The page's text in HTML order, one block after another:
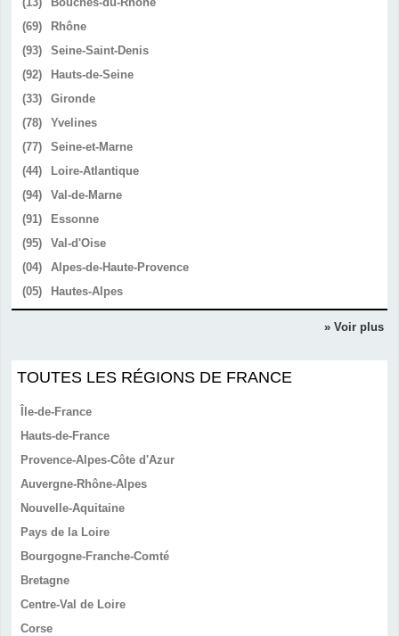
(69)
Rhône
(93)
Seine-Saint-Denis
(92)
Hauts-de-Seine
(33)
Gironde
(78)
Yvelines
(77)
Seine-et-Marne
(44)
Loire-Atlantique
(94)
Val-de-Marne
(91)
Essonne
(95)
Val-d'Oise
(04)
Alpes-de-Haute-Provence
(05)
Hautes-Alpes
» Voir plus
TOUTES LES RÉGIONS DE FRANCE
Île-de-France
Hauts-de-France
Provence-Alpes-Côte d'Azur
Auvergne-Rhône-Alpes
Nouvelle-Aquitaine
Pays de la Loire
Bourgogne-Franche-Comté
Bretagne
Centre-Val de Loire
Corse